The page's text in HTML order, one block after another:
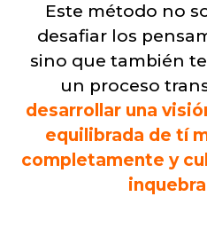
Este método no
desafiar los
sino que también
un proceso
desarrollar una
equilibrada de tí
completamente y